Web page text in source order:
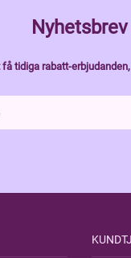
Nyhetsbrev
tidiga rabatt-